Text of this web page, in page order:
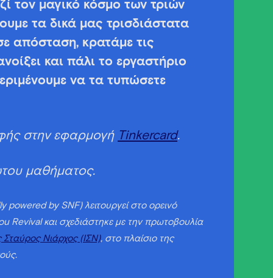
τον μαγικό κόσμο των τριών
τα δικά μας τρισδιάστατα
απόσταση, κρατάμε τις
και πάλι το εργαστήριο
να τα τυπώσετε
στην εφαρμογή Tinkercard.
μαθήματος.
by SNF) λειτουργεί στο ορεινό
Revival και σχεδιάστηκε με την πρωτοβουλία
Σταύρος Νιάρχος (ΙΣΝ), στο πλαίσιο της